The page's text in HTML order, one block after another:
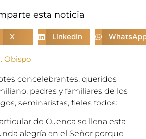
esta noticia
X LinkedIn WhatsApp
Obispo
concelebrantes, queridos
padres y familiares de los
seminaristas, fieles todos:
de Cuenca se llena esta
alegría en el Señor porque